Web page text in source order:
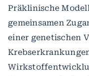
Präklinische
gemeinsamen
einer genetischen